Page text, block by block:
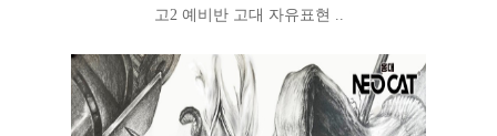
고2 예비반 고대 자유표현 ..